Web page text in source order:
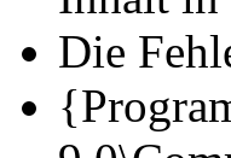
Die